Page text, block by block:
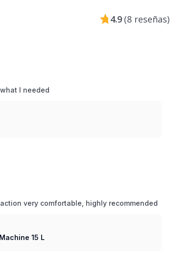
4.9 (8 reseñas)
I needed
very comfortable, highly recommended
15 L